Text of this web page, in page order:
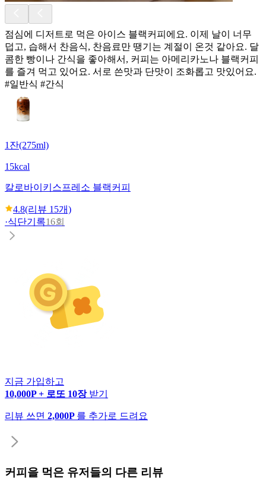
점심에 디저트로 먹은 아이스 블랙커피에요. 이제 날이 너무
덥고, 습해서 찬음식, 찬음료만 땡기는 계절이 온것 같아요. 달
콤한 빵이나 간식을 좋아해서, 커피는 아메리카노나 블랙커피
를 즐겨 먹고 있어요. 서로 쓴맛과 단맛이 조화롭고 맛있어요.
#일반식 #간식
1잔(275ml)
15kcal
칼로바이 키스프레소 블랙커피
4.8(리뷰 15개)
·식단기록16회
지금 가입하고
10,000P + 로또 10장 받기
리뷰 쓰면 2,000P 를 추가로 드려요
커피 을 먹은 유저들의 다른 리뷰